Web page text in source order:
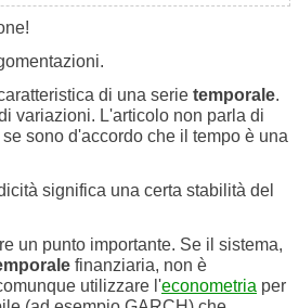
di una serie temporale.
variazioni. L'articolo non parla di
se sono d'accordo che il tempo è una
significa una certa stabilità del
un punto importante. Se il sistema,
finanziaria, non è
utilizzare l'econometria per